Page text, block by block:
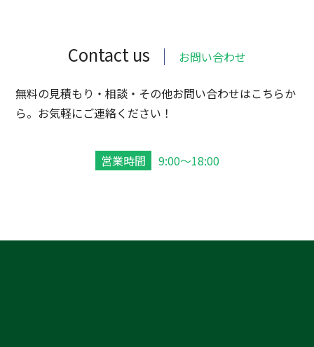
Contact us お問い合わせ
無料の見積もり・相談・その他お問い合わせはこちらか
ら。お気軽にご連絡ください！
営業時間 9:00～18:00